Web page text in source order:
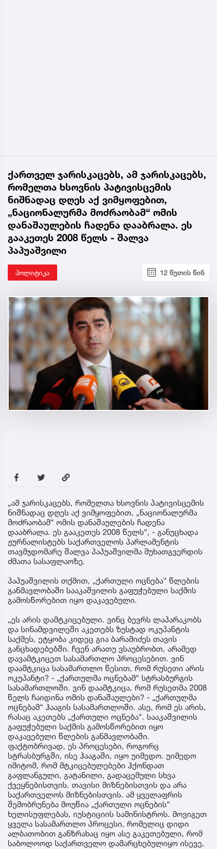
ქართველ ჯარისკაცებს, ამ ჯარისკაცებს,
რომელთა ხსოვნის პატივისცემის
ნიშნადაც დღეს აქ ვიმყოფებით,
„ნაციონალურმა მოძრაობამ“ ომის
დანაშაულების ჩადენა დააბრალა. ეს
გააკეთეს 2008 წელს - შალვა
პაპუაშვილი
პოლიტიკა 12 წუთის წინ
„ამ ჯარისკაცებს, რომელთა ხსოვნის პატივისცემის
ნიშნადაც დღეს აქ ვიმყოფებით, „ნაციონალურმა
მოძრაობამ“ ომის დანაშაულების ჩადენა
დააბრალა. ეს გააკეთეს 2008 წელს“, - განუცხადა
ჟურნალისტებს საქართველოს პარლამენტის
თავმჯდომარე შალვა პაპუაშვილმა მუხათგვერდის
ძმათა სასაფლაოზე.
პაპუაშვილის თქმით, „ქართული ოცნება“ წლების
განმავლობაში სააკაშვილის გაფუჭებული საქმის
გამოსწორებით იყო დაკავებული.
„ეს არის დამტკიცებული. ვინც ბევრს ლაპარაკობს
და სინამდვილეში აკეთებს ზუსტად ოკუპანტის
საქმეს, ეტყობა კიდეც გია ბარამიძეს თავის
განცხადებებში. ჩვენ არათუ ვსაუბრობთ, არამედ
დავამტკიცეთ სასამართლო პროცესებით. ვინ
დაამტკიცა სასამართლო წესით, რომ რუსეთი არის
ოკუპანტი? - „ქართულმა ოცნებამ“ სტრასბურგის
სასამართლოში. ვინ დაამტკიცა, რომ რუსეთმა 2008
წელს ჩაიდინა ომის დანაშაულები? - „ქართულმა
ოცნებამ“ ჰააგის სასამართლოში. ასე, რომ ეს არის,
რასაც აკეთებს „ქართული ოცნება“. სააკაშვილის
გაფუჭებული საქმის გამოსწორებით იყო
დაკავებული წლების განმავლობაში.
ფაქტობრივად, ეს პროცესები, როგორც
სტრასბურგში, ისე ჰააგაში, იყო უიმედო. უიმედო
იმიტომ, რომ მტკიცებულებები ჰქონდათ
გაფლანგული, გატანილი, გადაცემული სხვა
ქვეყნებისთვის. თავისი მიზნებისთვის და არა
საქართველოს მიზნებისთვის. ამ ყველაფრის
შემობრუნება მოუწია „ქართული ოცნების“
ხელისუფლებას, იუსტიციის სამინისტროს. მოვიგეთ
ყველა სასამართლო პროცესი, რომელიც დიდი
ალბათობით განზრახაც იყო ასე გაკეთებული, რომ
საბოლოოდ საქართველო დამარცხებულიყო ისევე,